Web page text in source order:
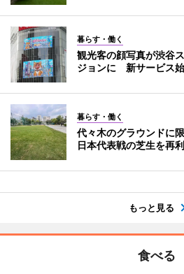
暮らす・働く
観光客の顔写真が渋谷
ジョンに 新サービス
暮らす・働く
代々木のグラウンドに
日本代表戦の芝生を再
もっと見る
食べる